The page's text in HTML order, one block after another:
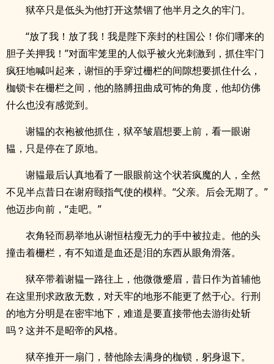
狱卒只是低头为他打开这禁锢了他半月之久的牢门。
“放了我！放了我！我是陛下亲封的柱国公！你们哪来的
胆子关押我！”对面牢笼里的人似乎被火光刺激到，抓住牢门
疯狂地喊叫起来，谢恒的手穿过栅栏的间隙想要抓住什么，
枷锁卡在栅栏之间，他的胳膊扭曲成可怖的角度，他却仿佛
什么也没有感觉到。
谢韫的衣袍被他抓住，狱卒皱眉想要上前，看一眼谢
韫，只是停在了原地。
谢韫最后认真地看了一眼眼前这个状若疯魔的人，全然
不见半点昔日在谢府颐指气使的模样。“父亲。后会无期了。”
他迈步向前，“走吧。”
衣角轻而易举地从谢恒枯瘦无力的手中被拉走。他的头
撞击着栅栏，有不知道是血还是泪的东西从眼角滑落。
狱卒带着谢韫一路往上，他微微蹙眉，昔日作为首辅他
在这里刑求政敌无数，对天牢的地形不能更了然于心。行刑
的地方分明是在密牢地下，难道是要直接带他去游街处斩
吗？这并不是昭帝的风格。
狱卒推开一扇门，替他除去满身的枷锁，躬身退下。